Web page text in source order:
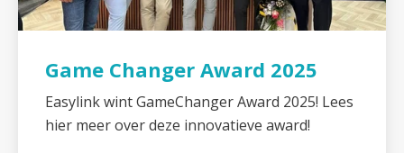
Game Changer Award 2025
Easylink wint GameChanger Award 2025! Lees
hier meer over deze innovatieve award!